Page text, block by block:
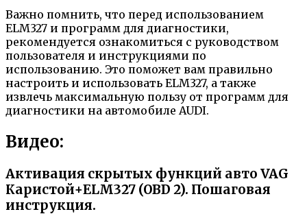
Важно помнить, что перед использованием
ELM327 и программ для диагностики,
рекомендуется ознакомиться с руководством
пользователя и инструкциями по
использованию. Это поможет вам правильно
настроить и использовать ELM327, а также
извлечь максимальную пользу от программ для
диагностики на автомобиле AUDI.
Видео:
Активация скрытых функций авто VAG
Каристой+ELM327 (OBD 2). Пошаговая
инструкция.